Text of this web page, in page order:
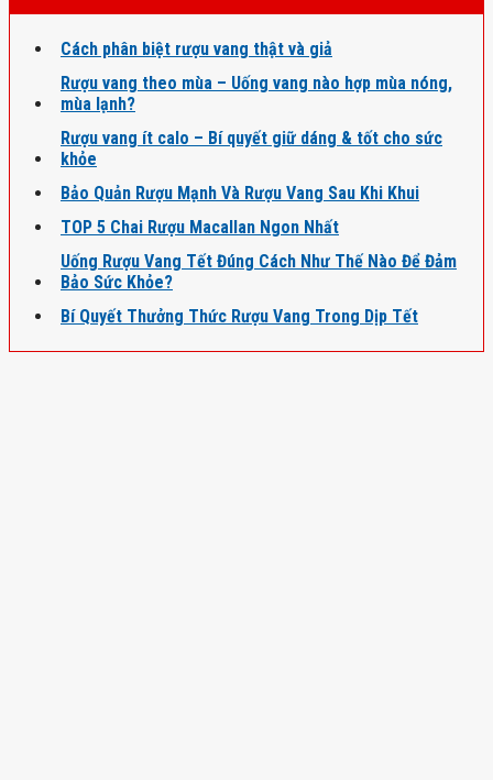
Cách phân biệt rượu vang thật và giả
Rượu vang theo mùa – Uống vang nào hợp mùa nóng,
mùa lạnh?
Rượu vang ít calo – Bí quyết giữ dáng & tốt cho sức
khỏe
Bảo Quản Rượu Mạnh Và Rượu Vang Sau Khi Khui
TOP 5 Chai Rượu Macallan Ngon Nhất
Uống Rượu Vang Tết Đúng Cách Như Thế Nào Để Đảm
Bảo Sức Khỏe?
Bí Quyết Thưởng Thức Rượu Vang Trong Dịp Tết